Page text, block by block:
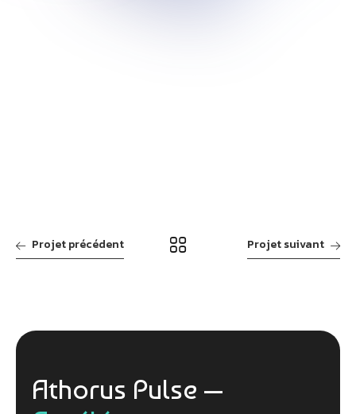
Projet précédent Projet suivant
Athorus Pulse —